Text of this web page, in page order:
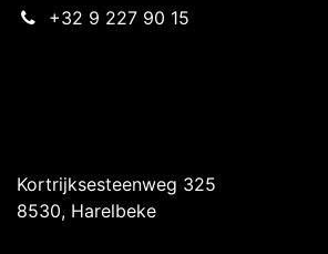
+32 9 227 90 15
Kortrijksesteenweg 325
8530, Harelbeke